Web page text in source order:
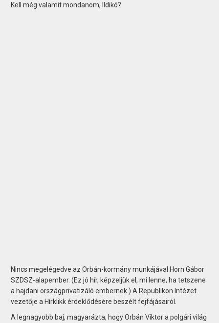
Kell még valamit mondanom, Ildikó?
Nincs megelégedve az Orbán-kormány munkájával Horn Gábor
SZDSZ-alapember. (Ez jó hír, képzeljük el, mi lenne, ha tetszene
a hajdani országprivatizáló embernek.) A Republikon Intézet
vezetője a Hírklikk érdeklődésére beszélt fejfájásairól.
A legnagyobb baj, magyarázta, hogy Orbán Viktor a polgári világ